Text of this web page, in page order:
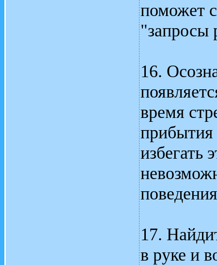
поможет
"запросы
16.
время
прибытия
избегать
17.
в руке и